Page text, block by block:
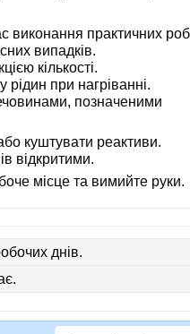
виконання практичних
випадків.
кількості.
рідин при нагріванні.
позначеними
куштувати реактиви.
відкритими.
місце та вимийте руки.
днів.